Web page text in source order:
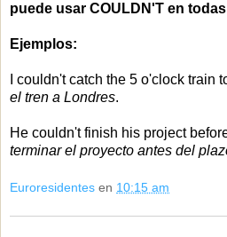
puede usar COULDN'T en
Ejemplos:
I couldn't catch the 5 o'clock train
el tren a Londres.
He couldn't finish his project
terminar el proyecto antes del
Euroresidentesen 10:15 am